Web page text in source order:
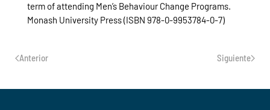
term of attending Men’s Behaviour Change Programs.
Monash University Press (ISBN 978-0-9953784-0-7)
Anterior Siguiente